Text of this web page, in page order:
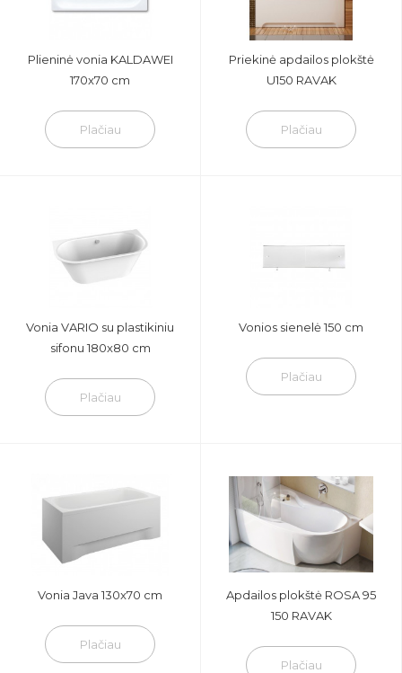
Plieninė vonia KALDAWEI
170x70 cm
Plačiau
Priekinė apdailos plokštė
U150 RAVAK
Plačiau
Vonia VARIO su plastikiniu
sifonu 180x80 cm
Plačiau
Vonios sienelė 150 cm
Plačiau
Vonia Java 130x70 cm
Plačiau
Apdailos plokštė ROSA 95
150 RAVAK
Plačiau